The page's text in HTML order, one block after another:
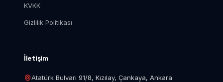
KVKK
Gizlilik Politikası
İletişim
Atatürk Bulvarı 91/8, Kızılay, Çankaya, Ankara